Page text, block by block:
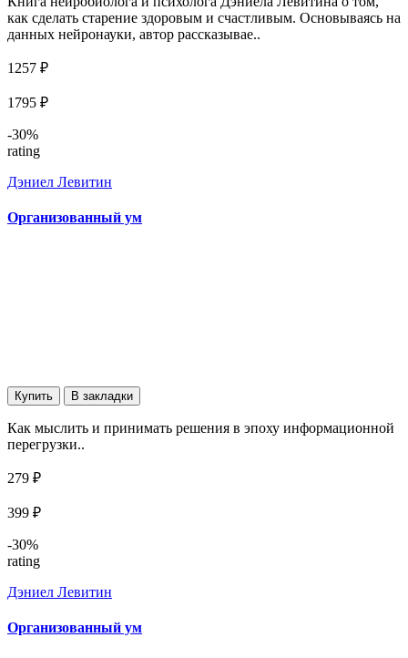
как сделать старение здоровым и счастливым. Основываясь на
данных нейронауки, автор рассказывае..
1257 ₽
1795 ₽
-30%
rating
Дэниел Левитин
Организованный ум
Купить В закладки
Как мыслить и принимать решения в эпоху информационной
перегрузки..
279 ₽
399 ₽
-30%
rating
Дэниел Левитин
Организованный ум